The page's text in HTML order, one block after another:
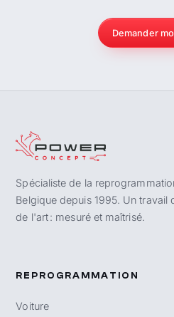
Demander
Spécialiste de la
Belgique depuis 1995. Un travail
de l'art : mesuré et maîtrisé.
REPROGRAMMATION
Voiture